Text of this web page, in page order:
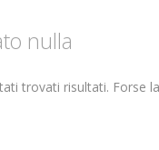
nulla
trovati risultati. Forse